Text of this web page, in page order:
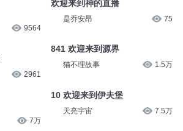
9564
2961
7万
欢迎来到神的直播
是乔安昂 75
841 欢迎来到源界
猫不理故事 1.5万
10 欢迎来到伊夫堡
天亮宇宙 7.5万